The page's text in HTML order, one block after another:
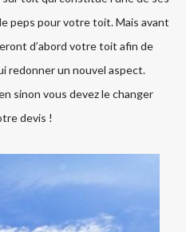
peps pour votre toit. Mais avant
d’abord votre toit afin de
redonner un nouvel aspect.
sinon vous devez le changer
devis !